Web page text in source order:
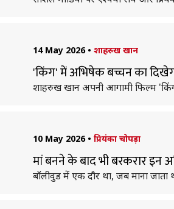
14 May 2026 • शाहरुख खान
'किंग' में अभिषेक बच्चन का
शाहरुख खान अपनी आगामी फिल्म
10 May 2026 • प्रियंका चोपड़ा
मां बनने के बाद भी बरकरार इन
बॉलीवुड में एक दौर था, जब माना